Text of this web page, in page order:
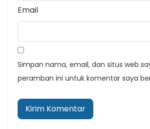
Email
Simpan nama, email, dan situs web
peramban ini untuk komentar saya